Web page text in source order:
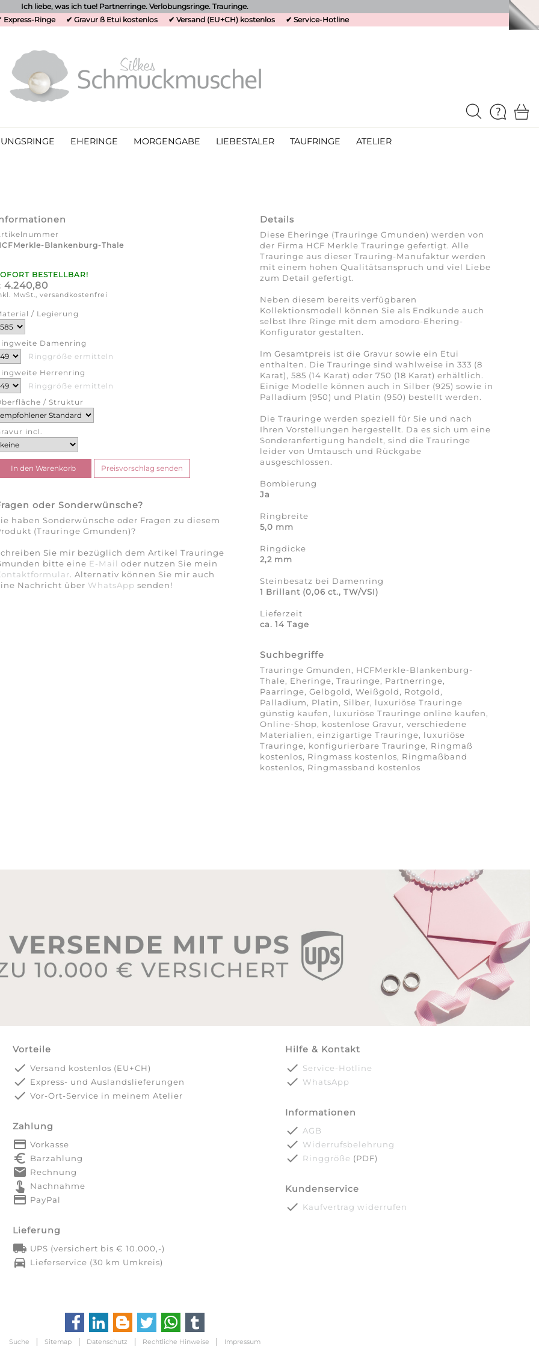
Ich liebe, was ich tue! Partnerringe. Verlobungsringe. Trauringe.
Express-Ringe
✔ Gravur ß Etui kostenlos ✔ Versand (EU+CH) kostenlos ✔ Service-Hotline
EHERINGE MORGENGABE LIEBESTALER TAUFRINGE ATELIER
Blankenburg-Thale
BESTELLBAR!
4.240,80
MwSt., versandkostenfrei
/ Legierung
Damenring
Ringgröße ermitteln
Herrenring
Ringgröße ermitteln
/ Struktur
incl.
oder Sonderwünsche?
haben Sonderwünsche oder Fragen zu diesem
(Trauringe Gmunden)?
Sie mir bezüglich dem Artikel Trauringe
bitte eine E-Mail oder nutzen Sie mein
. Alternativ können Sie mir auch
Nachricht über WhatsApp senden!
Details
Diese Eheringe (Trauringe Gmunden) werden von
der Firma HCF Merkle Trauringe gefertigt. Alle
Trauringe aus dieser Trauring-Manufaktur werden
mit einem hohen Qualitätsanspruch und viel Liebe
zum Detail gefertigt.
Neben diesem bereits verfügbaren
Kollektionsmodell können Sie als Endkunde auch
selbst Ihre Ringe mit dem amodoro-Ehering-
Konfigurator gestalten.
Im Gesamtpreis ist die Gravur sowie ein Etui
enthalten. Die Trauringe sind wahlweise in 333 (8
Karat), 585 (14 Karat) oder 750 (18 Karat) erhältlich.
Einige Modelle können auch in Silber (925) sowie in
Palladium (950) und Platin (950) bestellt werden.
Die Trauringe werden speziell für Sie und nach
Ihren Vorstellungen hergestellt. Da es sich um eine
Sonderanfertigung handelt, sind die Trauringe
leider von Umtausch und Rückgabe
ausgeschlossen.
Bombierung
Ja
Ringbreite
5,0 mm
Ringdicke
2,2 mm
Steinbesatz bei Damenring
1 Brillant (0,06 ct., TW/VSI)
Lieferzeit
ca. 14 Tage
Suchbegriffe
Trauringe Gmunden, HCFMerkle-Blankenburg-
Thale, Eheringe, Trauringe, Partnerringe,
Paarringe, Gelbgold, Weißgold, Rotgold,
Palladium, Platin, Silber, luxuriöse Trauringe
günstig kaufen, luxuriöse Trauringe online kaufen,
Online-Shop, kostenlose Gravur, verschiedene
Materialien, einzigartige Trauringe, luxuriöse
Trauringe, konfigurierbare Trauringe, Ringmaß
kostenlos, Ringmass kostenlos, Ringmaßband
kostenlos, Ringmassband kostenlos
Vorteile
done Versand kostenlos (EU+CH)
done Express- und Auslandslieferungen
done Vor-Ort-Service in meinem Atelier
Zahlung
payment Vorkasse
euro_symbol Barzahlung
markunread Rechnung
touch_app Nachnahme
credit_card PayPal
Lieferung
local_shipping UPS (versichert bis € 10.000,-)
directions_car Lieferservice (30 km Umkreis)
Hilfe & Kontakt
done Service-Hotline
done WhatsApp
Informationen
done AGB
done Widerrufsbelehrung
done Ringgröße (PDF)
Kundenservice
done Kaufvertrag widerrufen
Suche Sitemap Datenschutz Rechtliche Hinweise Impressum